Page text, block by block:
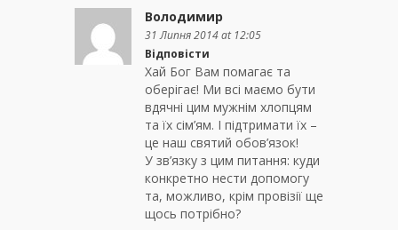
Володимир
31 Липня 2014 at 12:05
Відповісти
Хай Бог Вам помагає та
оберігає! Ми всі маємо бути
вдячні цим мужнім хлопцям
та їх сім’ям. І підтримати їх –
це наш святий обов’язок!
У зв’язку з цим питання: куди
конкретно нести допомогу
та, можливо, крім провізії ще
щось потрібно?